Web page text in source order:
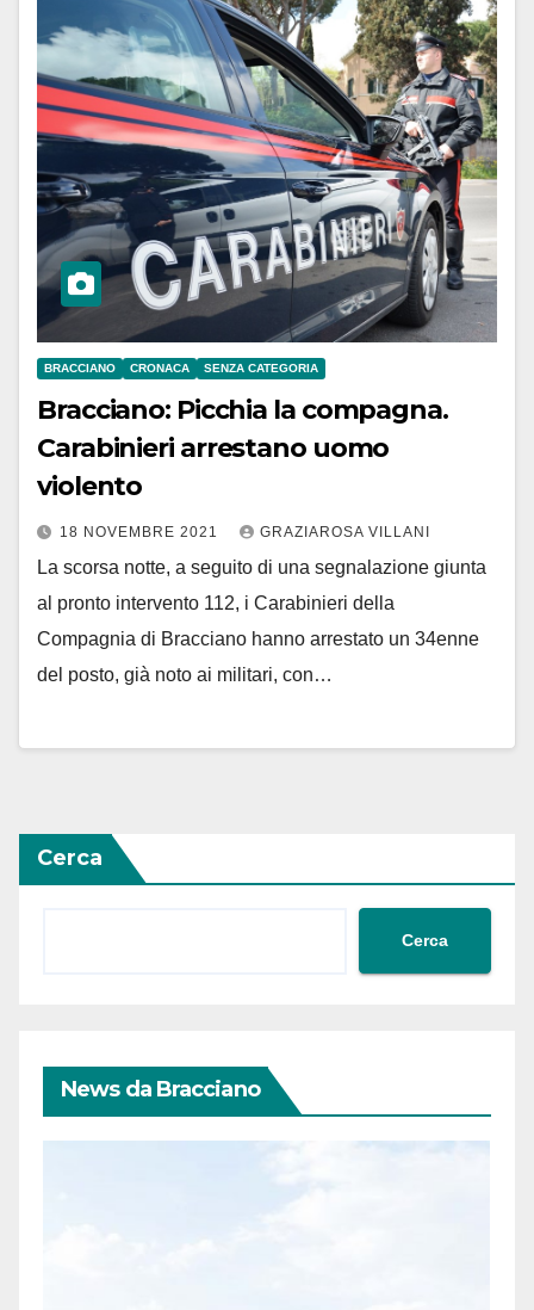
BRACCIANO CRONACA SENZA CATEGORIA
Bracciano: Picchia la compagna.
Carabinieri arrestano uomo
violento
18 NOVEMBRE 2021 GRAZIAROSA VILLANI
La scorsa notte, a seguito di una segnalazione giunta
al pronto intervento 112, i Carabinieri della
Compagnia di Bracciano hanno arrestato un 34enne
del posto, già noto ai militari, con…
Cerca
Cerca
News da Bracciano